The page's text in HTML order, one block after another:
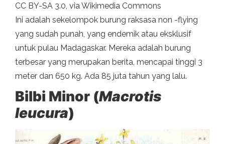
CC BY-SA 3.0, via Wikimedia Commons
Ini adalah sekelompok burung raksasa non -flying
yang sudah punah, yang endemik atau eksklusif
untuk pulau Madagaskar. Mereka adalah burung
terbesar yang merupakan berita, mencapai tinggi 3
meter dan 650 kg. Ada 85 juta tahun yang lalu.
Bilbi Minor (Macrotis
leucura)